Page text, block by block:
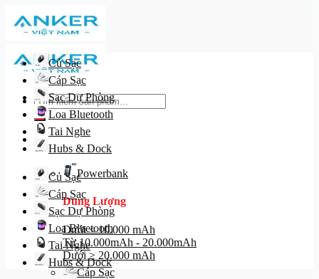
content
Tìm
kiếm:
Danh mục
Powerbank
Dung Lượng
Dưới ≤ 10.000 mAh
Từ 10.000mAh - 20.000mAh
Dưới ≥ 20.000 mAh
Cáp Sạc
Củ Sạc
Cáp Sạc
Sạc Dự Phòng
Loa Bluetooth
Tai Nghe
Hubs & Dock
Củ Sạc
Cáp Sạc
Sạc Dự Phòng
Loa Bluetooth
Tai Nghe
Hubs & Dock